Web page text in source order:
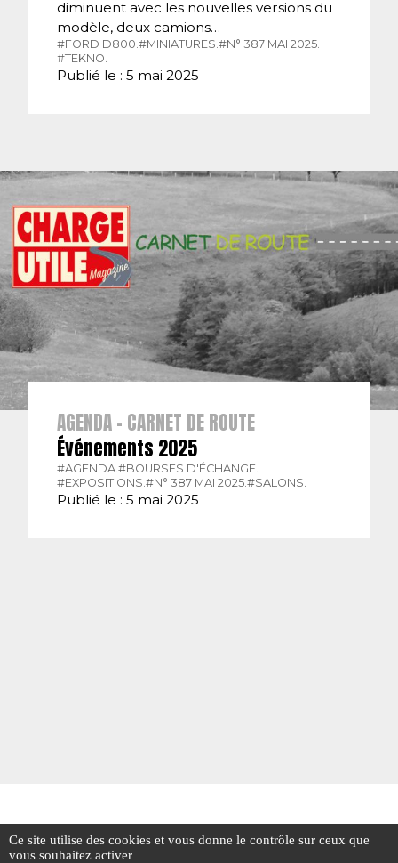
diminuent avec les nouvelles versions du
modèle, deux camions…
#FORD D800.#MINIATURES.#N° 387 MAI 2025.
#TEKNO.
Publié le : 5 mai 2025
AGENDA - CARNET DE ROUTE
Événements 2025
#AGENDA. #BOURSES D'ÉCHANGE.
#EXPOSITIONS. #N° 387 MAI 2025. #SALONS.
Publié le : 5 mai 2025
Ce site utilise des cookies et vous donne le contrôle sur ceux que
vous souhaitez activer